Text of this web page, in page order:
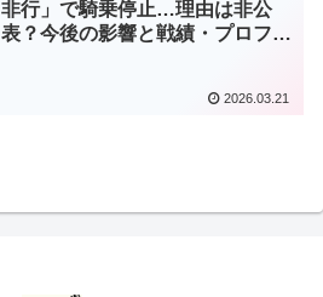
非行」で騎乗停止…理由は非公
表？今後の影響と戦績・プロフィ
2026.03.21